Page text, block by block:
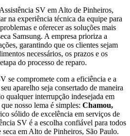
SV em Alto de Pinheiros,
na experiência técnica da equipe para
e oferecer as soluções mais
Samsung. A empresa prioriza a
garantindo que os clientes sejam
necessários, os prazos e os
do processo de reparo.
se compromete com a eficiência e a
aparelho seja consertado de maneira
qualquer interrupção indesejada em
nosso lema é simples: Chamou,
sólido de excelência em serviços de
SV é a escolha confiável para todos
seca em Alto de Pinheiros, São Paulo.